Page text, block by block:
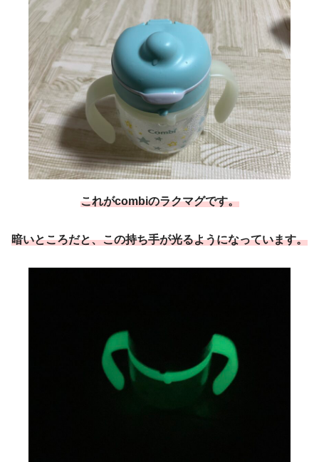
これがcombiのラクマグです。
暗いところだと、この持ち手が光るようになっています。